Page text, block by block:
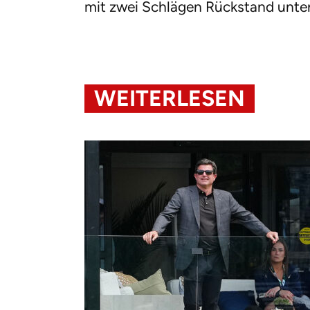
mit zwei Schlägen Rückstand
WEITERLESEN